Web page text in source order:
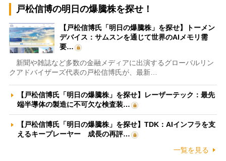
戸松信博の明日の爆騰株を探せ！
【戸松信博氏「明日の爆騰株」を探せ】トーメン
デバイス：サムスンを通じて世界のAIメモリ需
要…
新聞や雑誌など多数の金融メディアに出演するグローバルリン
クアドバイザーズ代表の戸松信博氏が、最新…
【戸松信博氏「明日の爆騰株」を探せ】レーザーテック：最先
端半導体の製造に不可欠な検査装…
【戸松信博氏「明日の爆騰株」を探せ】TDK：AIインフラを支
えるキープレーヤー 成長の再評…
一覧を見る